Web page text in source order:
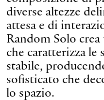
diverse altezze
attesa e di
Random Solo crea
che caratterizza le
stabile,
sofisticato che
lo spazio.